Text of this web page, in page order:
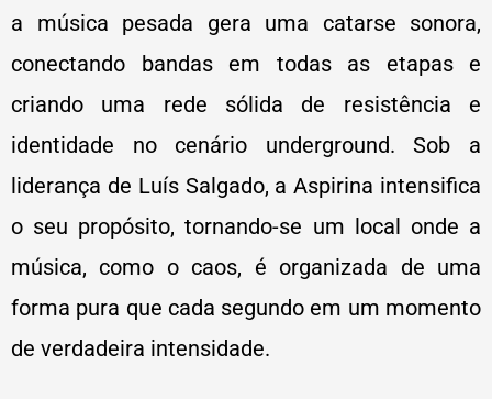
a música pesada gera uma catarse sonora,
conectando bandas em todas as etapas e
criando uma rede sólida de resistência e
identidade no cenário underground. Sob a
liderança de Luís Salgado, a Aspirina intensifica
o seu propósito, tornando-se um local onde a
música, como o caos, é organizada de uma
forma pura que cada segundo em um momento
de verdadeira intensidade.